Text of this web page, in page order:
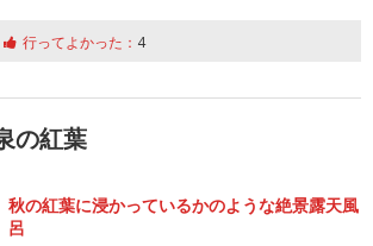
行ってよかった： 4
の紅葉
秋の紅葉に浸かっているかのような絶景露天風
呂